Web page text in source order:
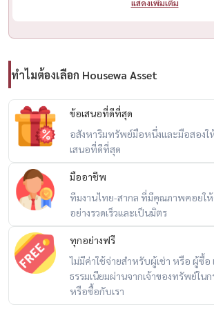
แสดงเพิ่มเติม
ทำไมต้องเลือก Housewa Asset
ข้อเสนอที่ดีที่สุด
อสังหาริมทรัพย์มือหนึ่งและมือสองใ
เสนอที่ดีที่สุด
มืออาชีพ
ทีมงานไทย-สากล ที่มีคุณภาพคอยใ
อย่างรวดเร็วและเป็นมิตร
ทุกอย่างฟรี
ไม่มีค่าใช้จ่ายสำหรับผู้เช่า หรือ ผู้ซื้อ
ธรรมเนียมผ่านจากเจ้าของทรัพย์ใน
หรือซื้อกับเรา